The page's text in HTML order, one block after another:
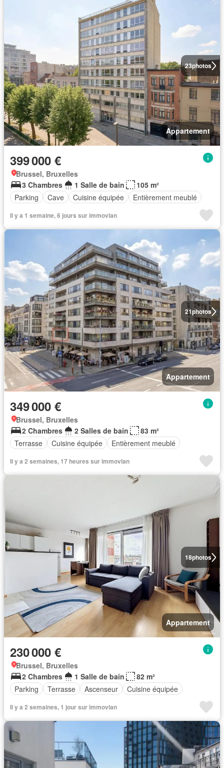
23photos
Appartement
399 000 €
Brussel, Bruxelles
3 Chambres
1 Salle de bain
105 m²
Parking
Cave Cuisine équipée Entièrement meublé
Il y a 1 semaine, 6 jours sur immovlan
21photos
Appartement
349 000 €
Brussel, Bruxelles
2 Chambres
2 Salles de bain
83 m²
Terrasse
Cuisine équipée Entièrement meublé
Il y a 2 semaines, 17 heures sur immovlan
18photos
Appartement
230 000 €
Brussel, Bruxelles
2 Chambres
1 Salle de bain
82 m²
Parking
Terrasse Ascenseur Cuisine équipée
Il y a 2 semaines, 1 jour sur immovlan